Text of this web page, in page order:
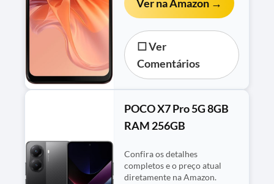
Ver na Amazon →
☐ Ver
Comentários
POCO X7 Pro 5G 8GB
RAM 256GB
Confira os detalhes
completos e o preço atual
diretamente na Amazon.